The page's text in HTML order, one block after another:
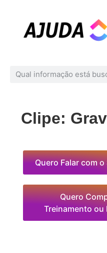
Clipe:
Quero Falar com
Quero
Treinamento ou